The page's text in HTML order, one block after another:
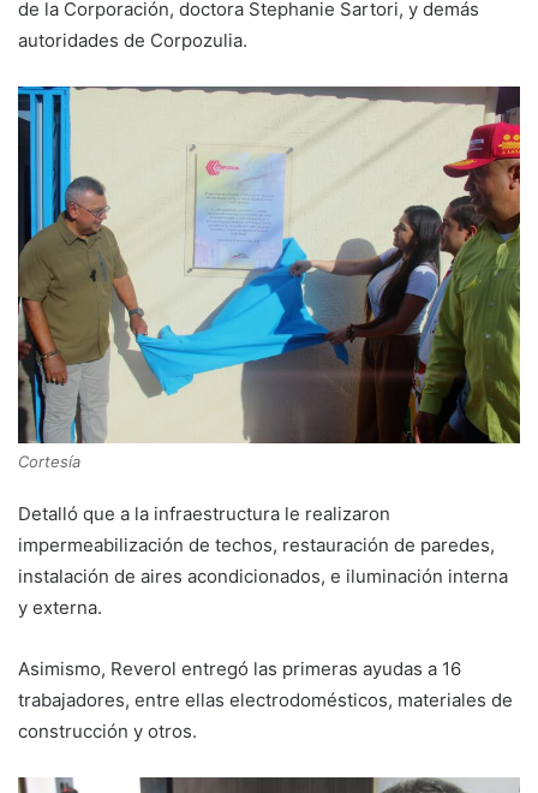
de la Corporación, doctora Stephanie Sartori, y demás
autoridades de Corpozulia.
Cortesía
Detalló que a la infraestructura le realizaron
impermeabilización de techos, restauración de paredes,
instalación de aires acondicionados, e iluminación interna
y externa.
Asimismo, Reverol entregó las primeras ayudas a 16
trabajadores, entre ellas electrodomésticos, materiales de
construcción y otros.